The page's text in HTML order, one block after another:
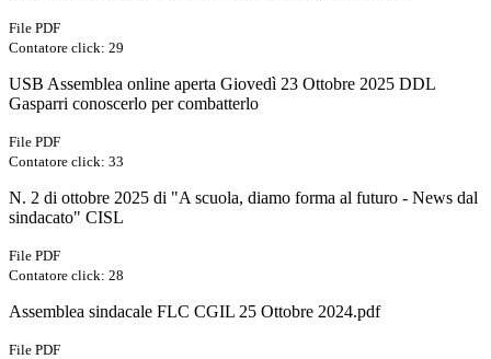
File PDF
Contatore click: 29
USB Assemblea online aperta Giovedì 23 Ottobre 2025 DDL
Gasparri conoscerlo per combatterlo
File PDF
Contatore click: 33
N. 2 di ottobre 2025 di "A scuola, diamo forma al futuro - News dal
sindacato" CISL
File PDF
Contatore click: 28
Assemblea sindacale FLC CGIL 25 Ottobre 2024.pdf
File PDF